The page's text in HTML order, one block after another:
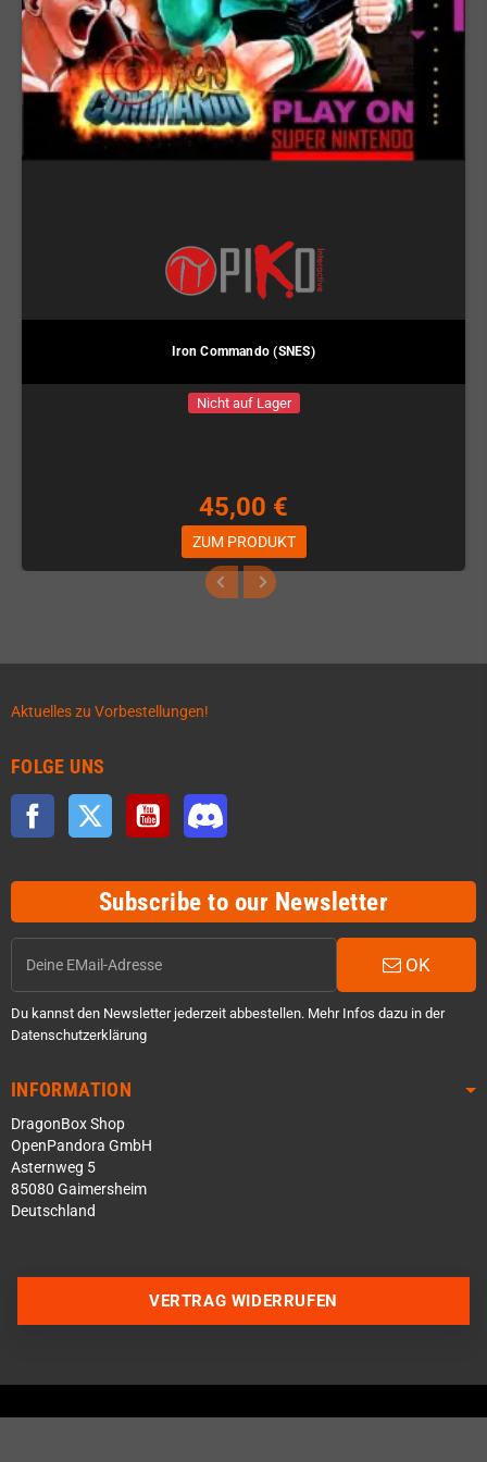
Iron Commando (SNES)
Nicht auf Lager
45,00 €
ZUM PRODUKT
Aktuelles zu Vorbestellungen!
FOLGE UNS
Facebook Twitter YouTube
Subscribe to our Newsletter
OK
Du kannst den Newsletter jederzeit abbestellen. Mehr Infos dazu in der
Datenschutzerklärung
INFORMATION
DragonBox Shop
OpenPandora GmbH
Asternweg 5
85080 Gaimersheim
Deutschland
Über WhatsApp schreiben
Discord Server beitreten
VERTRAG WIDERRUFEN